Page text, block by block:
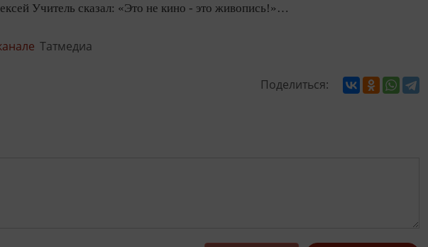
Учитель сказал: «Это не кино - это живопись!»…
Татмедиа
Поделиться: